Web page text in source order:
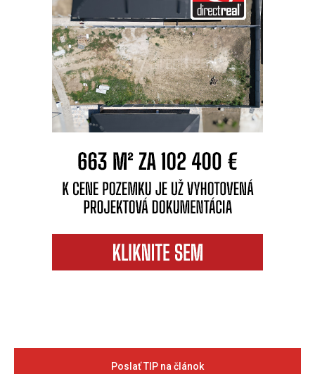
Poslať TIP na článok